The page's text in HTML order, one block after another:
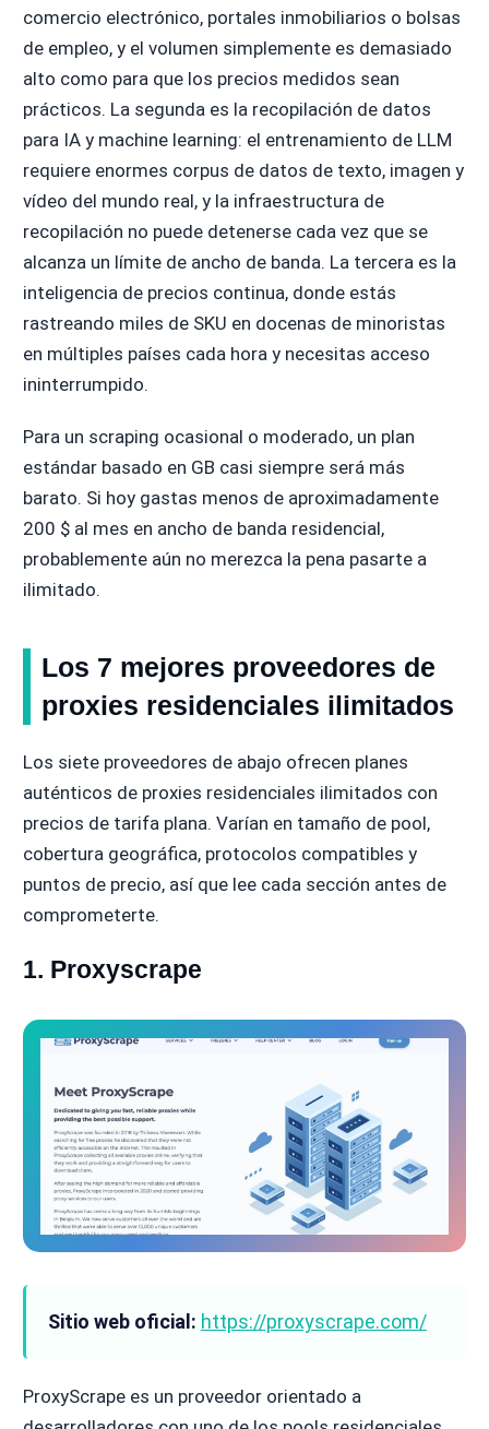
comercio electrónico, portales inmobiliarios o bolsas
de empleo, y el volumen simplemente es demasiado
alto como para que los precios medidos sean
prácticos. La segunda es la recopilación de datos
para IA y machine learning: el entrenamiento de LLM
requiere enormes corpus de datos de texto, imagen y
vídeo del mundo real, y la infraestructura de
recopilación no puede detenerse cada vez que se
alcanza un límite de ancho de banda. La tercera es la
inteligencia de precios continua, donde estás
rastreando miles de SKU en docenas de minoristas
en múltiples países cada hora y necesitas acceso
ininterrumpido.
Para un scraping ocasional o moderado, un plan
estándar basado en GB casi siempre será más
barato. Si hoy gastas menos de aproximadamente
200 $ al mes en ancho de banda residencial,
probablemente aún no merezca la pena pasarte a
ilimitado.
Los 7 mejores proveedores de
proxies residenciales ilimitados
Los siete proveedores de abajo ofrecen planes
auténticos de proxies residenciales ilimitados con
precios de tarifa plana. Varían en tamaño de pool,
cobertura geográfica, protocolos compatibles y
puntos de precio, así que lee cada sección antes de
comprometerte.
1. Proxyscrape
Sitio web oficial: https://proxyscrape.com/
ProxyScrape es un proveedor orientado a